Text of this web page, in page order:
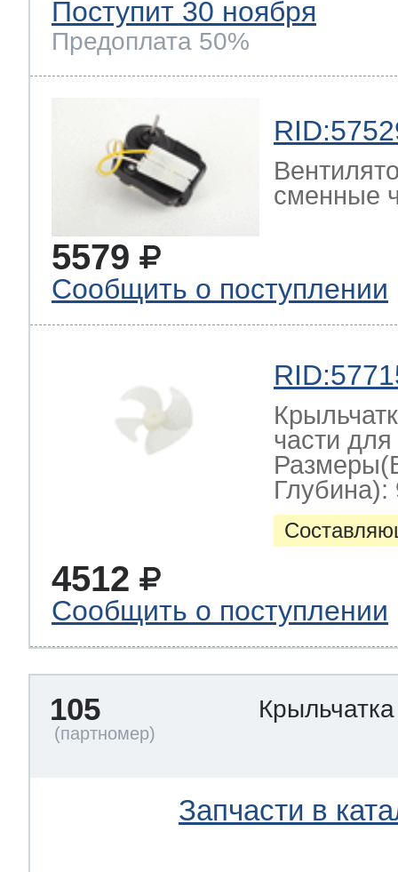
Поступит 30 ноября
Предоплата 50%
сменные
5579
Сообщить о поступлении
части
Глубина):
4512
Сообщить о поступлении
105
Запчасти в